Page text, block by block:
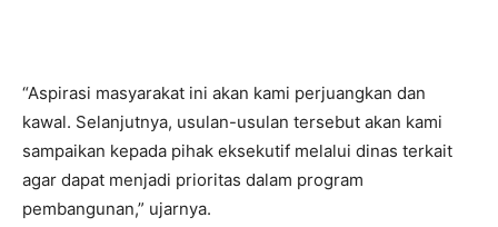
“Aspirasi masyarakat ini akan kami perjuangkan dan
kawal. Selanjutnya, usulan-usulan tersebut akan kami
sampaikan kepada pihak eksekutif melalui dinas terkait
agar dapat menjadi prioritas dalam program
pembangunan,” ujarnya.